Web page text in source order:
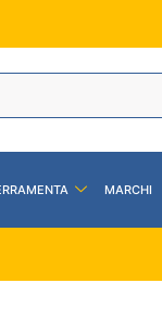
MARCHI